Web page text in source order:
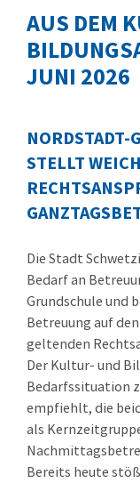
AUS DEM
JUNI 2026
NORDSTADT-
STELLT
Die Stadt
Bedarf an
Grundschule und
Betreuung auf
geltenden
Der Kultur- und
Bedarfssituation
empfiehlt, die
als
Bereits heute